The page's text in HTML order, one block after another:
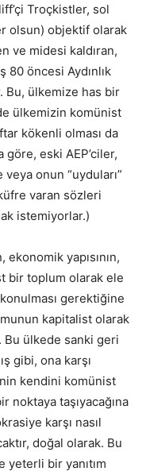
Troçkistler, sol
olsun) objektif olarak
ve midesi kaldıran,
80 öncesi Aydınlık
Bu, ülkemize has bir
ülkemizin komünist
kökenli olması da
eski AEP’ciler,
onun “uyduları”
varan sözleri
istemiyorlar.)
yapısının,
bir toplum olarak ele
konulması gerektiğine
kapitalist olarak
ülkede sanki geri
gibi, ona karşı
kendini komünist
noktaya taşıyacağına
karşı nasıl
doğal olarak. Bu
bir yanıtım